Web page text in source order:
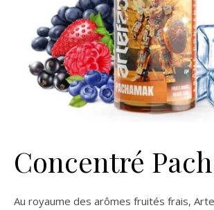
Concentré
Au royaume des arômes fruités frais,